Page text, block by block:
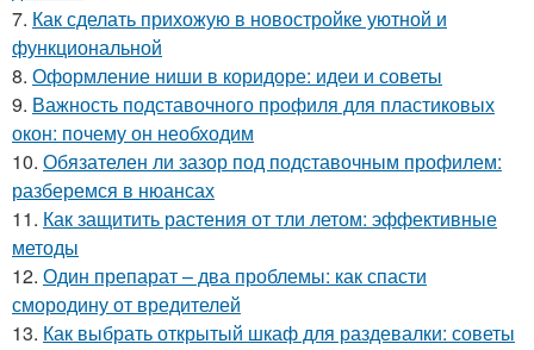
7. Как сделать прихожую в новостройке уютной и
функциональной
8. Оформление ниши в коридоре: идеи и советы
9. Важность подставочного профиля для пластиковых
окон: почему он необходим
10. Обязателен ли зазор под подставочным профилем:
разберемся в нюансах
11. Как защитить растения от тли летом: эффективные
методы
12. Один препарат – два проблемы: как спасти
смородину от вредителей
13. Как выбрать открытый шкаф для раздевалки: советы